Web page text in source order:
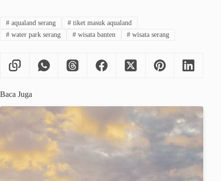
#aqualand serang #tiket masuk aqualand
#water park serang #wisata banten # wisata serang
Baca Juga